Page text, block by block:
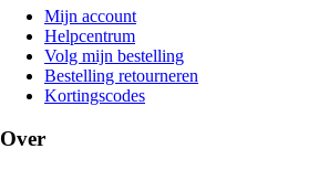
Mijn account
Helpcentrum
Volg mijn bestelling
Bestelling retourneren
Kortingscodes
Over